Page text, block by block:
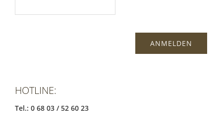
HOTLINE:
Tel.: 0 68 03 / 52 60 23